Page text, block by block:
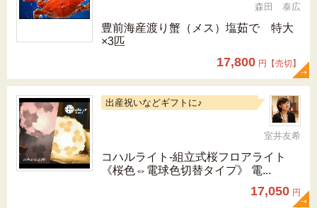
森田 泰広
豊前海産渡り蟹（メス）塩茹で 特大
×3匹
17,800 円【売切】
出産祝いなどギフトに♪
室井友希
コハルライト‐組立式桜フロアライト
《桜色⇔電球色切替タイプ》 電...
17,050 円